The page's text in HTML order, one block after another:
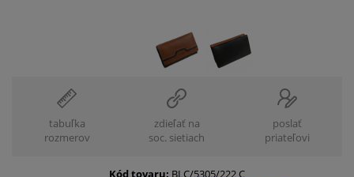
tabuľka
rozmerov
zdieľať na
soc. sietiach
poslať
priateľovi
Kód tovaru: BLC/5305/222 C